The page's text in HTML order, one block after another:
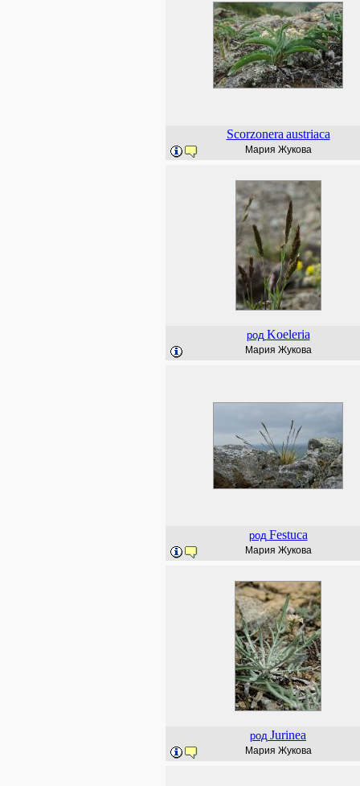
Scorzonera austriaca
Мария Жукова
род Koeleria
Мария Жукова
род Festuca
Мария Жукова
род Jurinea
Мария Жукова